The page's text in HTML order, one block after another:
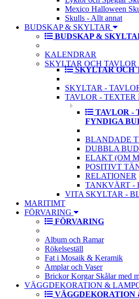
Mexico Halloween
Skulls - Allt annat
BUDSKAP & SKYLTAR
BUDSKAP &
KALENDRAR
SKYLTAR OCH TAVLOR
SKYLTAR OCH
SKYLTAR -
TAVLOR -
TAVLOR -
FYNDIGA
BLANDADE
DUBBLA
ELAKT (OM
POSITIVT
RELATIONER
TANKVÄRT -
VITA SKYLTAR -
MARITIMT
FÖRVARING
FÖRVARING
Album och Ramar
Rökelseställ
Fat i Mosaik & Keramik
Amplar och Vaser
Brickor Korgar Skålar med
VÄGGDEKORATION &
VÄGGDEKORATION